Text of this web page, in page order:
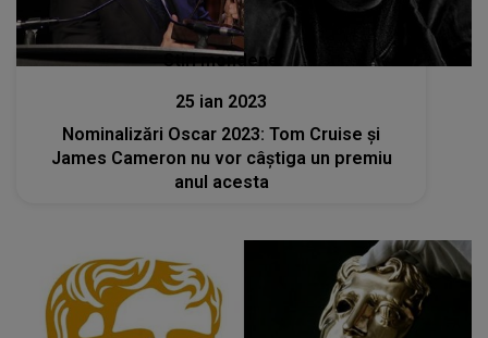
Stiri mondene
25 ian 2023
Nominalizări Oscar 2023: Tom Cruise și
James Cameron nu vor câștiga un premiu
anul acesta